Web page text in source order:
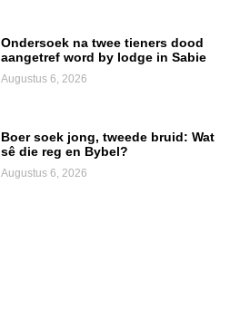
Ondersoek na twee tieners dood
aangetref word by lodge in Sabie
Augustus 6, 2026
Boer soek jong, tweede bruid: Wat
sê die reg en Bybel?
Augustus 6, 2026